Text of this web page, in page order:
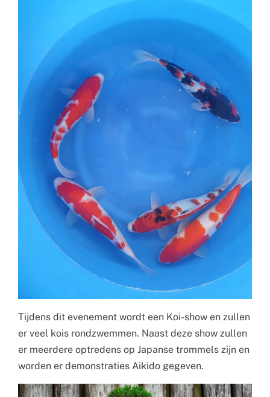
Tijdens dit evenement wordt een Koi-show en zullen
er veel kois rondzwemmen. Naast deze show zullen
er meerdere optredens op Japanse trommels zijn en
worden er demonstraties Aikido gegeven.